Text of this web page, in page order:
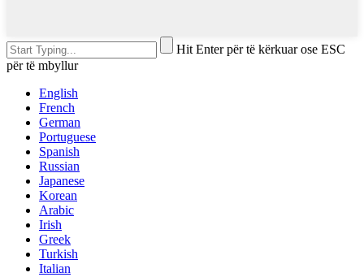
Hit Enter për të kërkuar ose ESC
për të mbyllur
English
French
German
Portuguese
Spanish
Russian
Japanese
Korean
Arabic
Irish
Greek
Turkish
Italian